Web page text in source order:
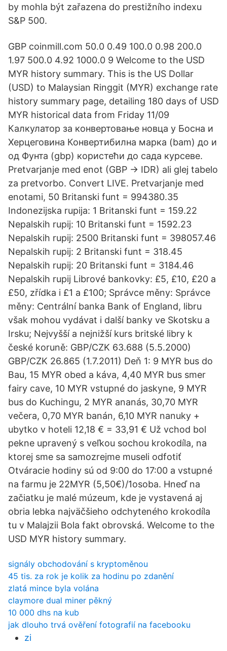
by mohla být zařazena do prestižního indexu
S&P 500.
GBP coinmill.com 50.0 0.49 100.0 0.98 200.0
1.97 500.0 4.92 1000.0 9 Welcome to the USD
MYR history summary. This is the US Dollar
(USD) to Malaysian Ringgit (MYR) exchange rate
history summary page, detailing 180 days of USD
MYR historical data from Friday 11/09
Калкулатор за конвертовање новца у Босна и
Херцеговина Конвертибилна марка (bam) до и
од Фунта (gbp) користећи до сада курсеве.
Pretvarjanje med enot (GBP → IDR) ali glej tabelo
za pretvorbo. Convert LIVE. Pretvarjanje med
enotami, 50 Britanski funt = 994380.35
Indonezijska rupija: 1 Britanski funt = 159.22
Nepalskih rupij: 10 Britanski funt = 1592.23
Nepalskih rupij: 2500 Britanski funt = 398057.46
Nepalskih rupij: 2 Britanski funt = 318.45
Nepalskih rupij: 20 Britanski funt = 3184.46
Nepalskih rupij Librové bankovky: £5, £10, £20 a
£50, zřídka i £1 a £100; Správce měny: Správce
měny: Centrální banka Bank of England, libru
však mohou vydávat i další banky ve Skotsku a
Irsku; Nejvyšší a nejnižší kurs britské libry k
české koruně: GBP/CZK 63.688 (5.5.2000)
GBP/CZK 26.865 (1.7.2011) Deň 1: 9 MYR bus do
Bau, 15 MYR obed a káva, 4,40 MYR bus smer
fairy cave, 10 MYR vstupné do jaskyne, 9 MYR
bus do Kuchingu, 2 MYR ananás, 30,70 MYR
večera, 0,70 MYR banán, 6,10 MYR nanuky +
ubytko v hoteli 12,18 € = 33,91 € Už vchod bol
pekne upravený s veľkou sochou krokodíla, na
ktorej sme sa samozrejme museli odfotiť
Otváracie hodiny sú od 9:00 do 17:00 a vstupné
na farmu je 22MYR (5,50€)/1osoba. Hneď na
začiatku je malé múzeum, kde je vystavená aj
obria lebka najväčšieho odchyteného krokodíla
tu v Malajzii Bola fakt obrovská. Welcome to the
USD MYR history summary.
signály obchodování s kryptoměnou
45 tis. za rok je kolik za hodinu po zdanění
zlatá mince byla volána
claymore dual miner pěkný
10 000 dhs na kub
jak dlouho trvá ověření fotografií na facebooku
zi